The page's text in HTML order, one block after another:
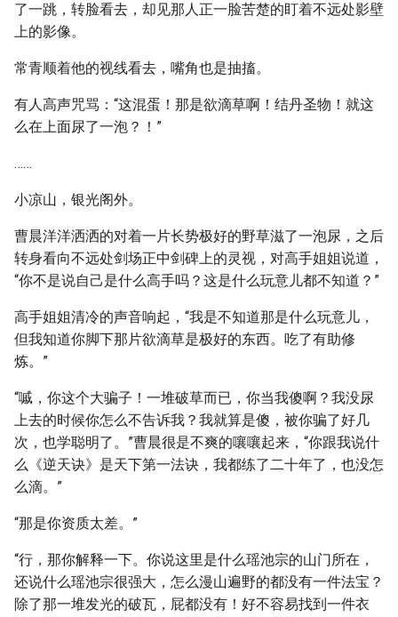
了一跳，转脸看去，却见那人正一脸苦楚的盯着不远处影壁
上的影像。
常青顺着他的视线看去，嘴角也是抽搐。
有人高声咒骂：“这混蛋！那是欲滴草啊！结丹圣物！就这
么在上面尿了一泡？！”
……
小凉山，银光阁外。
曹晨洋洋洒洒的对着一片长势极好的野草滋了一泡尿，之后
转身看向不远处剑场正中剑碑上的灵视，对高手姐姐说道，
“你不是说自己是什么高手吗？这是什么玩意儿都不知道？”
高手姐姐清冷的声音响起，“我是不知道那是什么玩意儿，
但我知道你脚下那片欲滴草是极好的东西。吃了有助修
炼。”
“嘁，你这个大骗子！一堆破草而已，你当我傻啊？我没尿
上去的时候你怎么不告诉我？我就算是傻，被你骗了好几
次，也学聪明了。”曹晨很是不爽的嚷嚷起来，“你跟我说什
么《逆天诀》是天下第一法诀，我都练了二十年了，也没怎
么滴。”
“那是你资质太差。”
“行，那你解释一下。你说这里是什么瑶池宗的山门所在，
还说什么瑶池宗很强大，怎么漫山遍野的都没有一件法宝？
除了那一堆发光的破瓦，屁都没有！好不容易找到一件衣